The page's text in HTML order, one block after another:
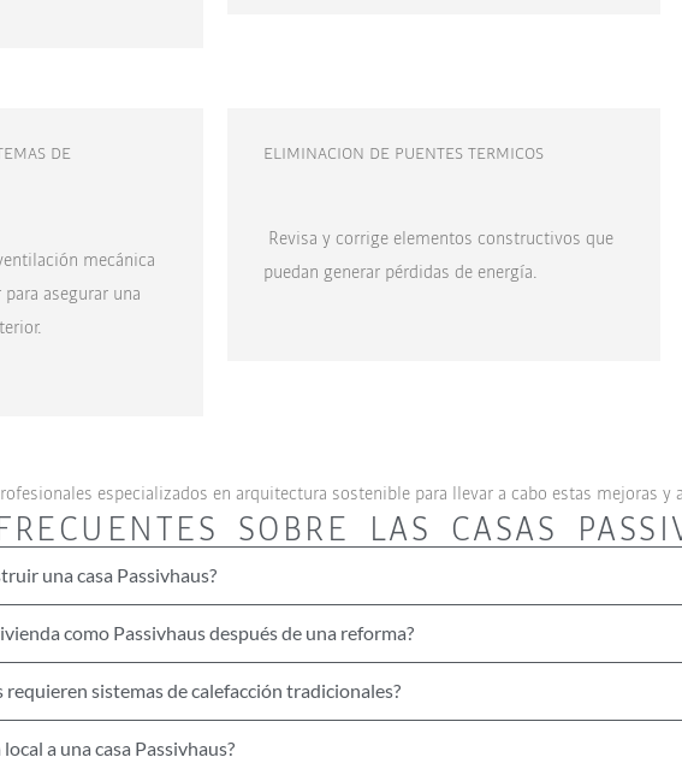
DE
mecánica
asegurar una
ELIMINACION DE PUENTES TERMICOS
Revisa y corrige elementos constructivos que
puedan generar pérdidas de energía.
especializados en arquitectura sostenible para llevar a cabo estas mejoras y
SOBRE LAS CASAS
una casa Passivhaus?
como Passivhaus después de una reforma?
requieren sistemas de calefacción tradicionales?
a una casa Passivhaus?